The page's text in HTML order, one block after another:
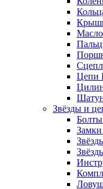
Цепи
Звёзды и
Болты